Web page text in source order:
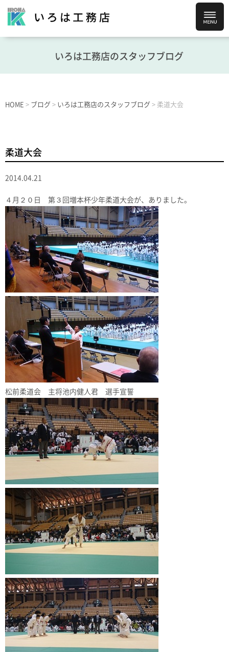
いろは工務店のスタッフブログ
HOME > ブログ > いろは工務店のスタッフブログ > 柔道大会
柔道大会
2014.04.21
４月２０日 第３回増本杯少年柔道大会が、ありました。
松前柔道会 主将池内健人君 選手宣誓